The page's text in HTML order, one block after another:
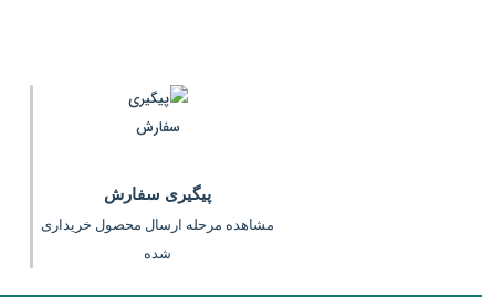
پیگیری سفارش
مشاهده مرحله ارسال محصول خریداری
شده